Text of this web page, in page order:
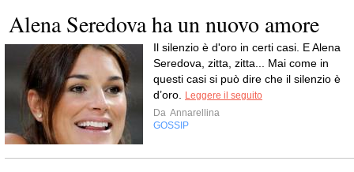
Alena Seredova ha un nuovo amore
Il silenzio è d'oro in certi casi. E Alena
Seredova, zitta, zitta... Mai come in
questi casi si può dire che il silenzio è
d’oro.
Leggere il seguito
Da Annarellina
GOSSIP